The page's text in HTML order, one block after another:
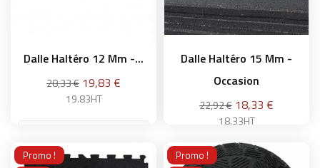
Dalle Haltéro 12 Mm -...
28,33 € Prix
19,83 €
19.83HT
Dalle Haltéro 15 Mm -
Occasion
22,92 € Prix
18,33 €
18.33HT
Promo !
Promo !